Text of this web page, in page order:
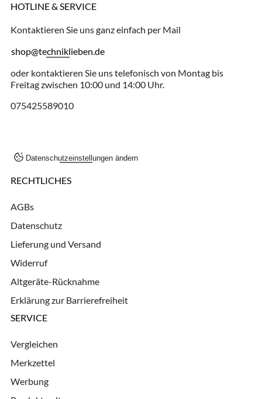
HOTLINE & SERVICE
Kontaktieren Sie uns ganz einfach per Mail
shop@techniklieben.de
oder kontaktieren Sie uns telefonisch von Montag bis
Freitag zwischen 10:00 und 14:00 Uhr.
075425589010
Datenschutzeinstellungen ändern
RECHTLICHES
AGBs
Datenschutz
Lieferung und Versand
Widerruf
Altgeräte-Rücknahme
Erklärung zur Barrierefreiheit
SERVICE
Vergleichen
Merkzettel
Werbung